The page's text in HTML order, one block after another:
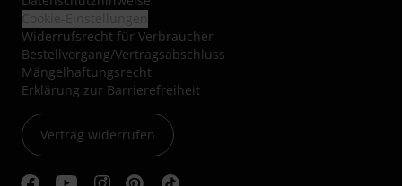
Widerrufsrecht für Verbraucher
Bestellvorgang/Vertragsabschluss
Mängelhaftungsrecht
Erklärung zur Barrierefreiheit
Vertrag widerrufen